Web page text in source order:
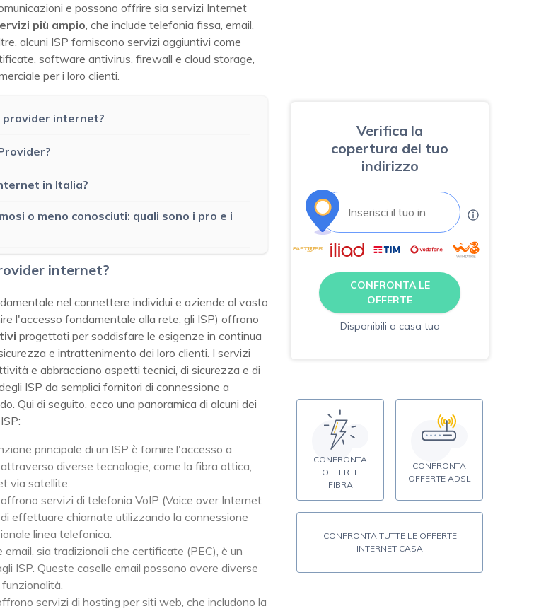
e possono offrire sia servizi Internet
più ampio, che include telefonia fissa, email,
alcuni ISP forniscono servizi aggiuntivi come
software antivirus, firewall e cloud storage,
per i loro clienti.
internet?
in Italia?
o meno conosciuti: quali sono i pro e i
internet?
nel connettere individui e aziende al vasto
l'accesso fondamentale alla rete, gli ISP) offrono
progettati per soddisfare le esigenze in continua
e intrattenimento dei loro clienti. I servizi
e abbracciano aspetti tecnici, di sicurezza e di
ISP da semplici fornitori di connessione a
Qui di seguito, ecco una panoramica di alcuni dei
principale di un ISP è fornire l'accesso a
diverse tecnologie, come la fibra ottica,
via satellite.
servizi di telefonia VoIP (Voice over Internet
effettuare chiamate utilizzando la connessione
linea telefonica.
email, sia tradizionali che certificate (PEC), è un
ISP. Queste caselle email possono avere diverse
servizi di hosting per siti web, che includono la
Verifica la
copertura del tuo
indirizzo
CONFRONTA LE
OFFERTE
Disponibili a casa tua
CONFRONTA
OFFERTE
FIBRA
CONFRONTA
OFFERTE ADSL
CONFRONTA TUTTE LE OFFERTE
INTERNET CASA